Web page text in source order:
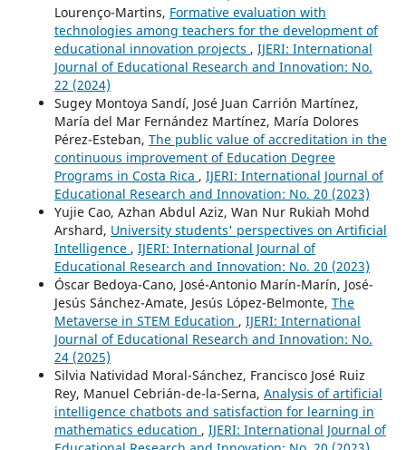
Lourenço-Martins, Formative evaluation with
technologies among teachers for the development of
educational innovation projects , IJERI: International
Journal of Educational Research and Innovation: No.
22 (2024)
Sugey Montoya Sandí, José Juan Carrión Martínez,
María del Mar Fernández Martínez, María Dolores
Pérez-Esteban, The public value of accreditation in the
continuous improvement of Education Degree
Programs in Costa Rica , IJERI: International Journal of
Educational Research and Innovation: No. 20 (2023)
Yujie Cao, Azhan Abdul Aziz, Wan Nur Rukiah Mohd
Arshard, University students' perspectives on Artificial
Intelligence , IJERI: International Journal of
Educational Research and Innovation: No. 20 (2023)
Óscar Bedoya-Cano, José-Antonio Marín-Marín, José-
Jesús Sánchez-Amate, Jesús López-Belmonte, The
Metaverse in STEM Education , IJERI: International
Journal of Educational Research and Innovation: No.
24 (2025)
Silvia Natividad Moral-Sánchez, Francisco José Ruiz
Rey, Manuel Cebrián-de-la-Serna, Analysis of artificial
intelligence chatbots and satisfaction for learning in
mathematics education , IJERI: International Journal of